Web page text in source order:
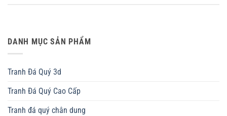
DANH MỤC SẢN PHẨM
Tranh Đá Quý 3d
Tranh Đá Quý Cao Cấp
Tranh đá quý chân dung